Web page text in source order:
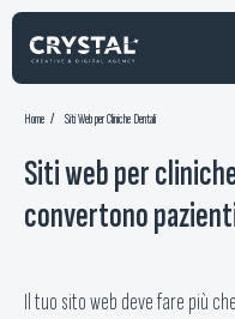
Home / Siti Web per Cliniche Dentali
Siti web per
convertono
Il tuo sito web deve fare più